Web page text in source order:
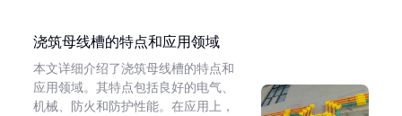
浇筑母线槽的特点和应用领域
本文详细介绍了浇筑母线槽的特点和
应用领域。其特点包括良好的电气、
机械、防火和防护性能。在应用上，